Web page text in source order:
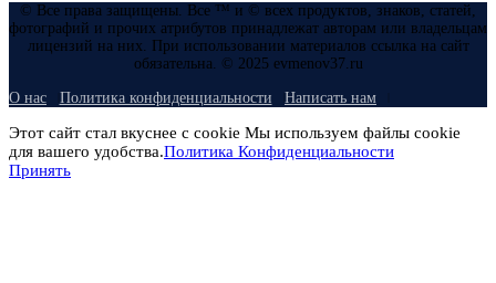
© Все права защищены. Все ™ и © всех продуктов, знаков, статей,
фотографий и прочих атрибутов принадлежат авторам или владельцам
лицензий на них. При использовании материалов ссылка на сайт
обязательна. © 2025 evmenov37.ru
О нас Политика конфиденциальности Написать нам
Этот сайт стал вкуснее с cookie Мы используем файлы cookie
для вашего удобства.Политика Конфиденциальности
Принять